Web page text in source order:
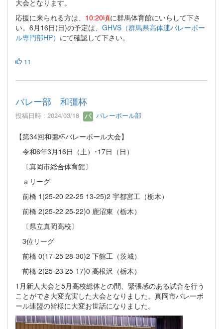
大会となります。
応援に来られる方は、 10:20頃に群馬体育館にいらして下さ
い。6月16日(日)の予定は、 GHVS（群馬県高体連バレーボー
ル専門部HP） にて確認して下さい。
11
バレー部 和彊杯
投稿日時 : 2024/03/18 バレーボール部
【第34回和彊杯バレーボール大会】
令和6年3月16日（土）･17日（日）
〔真岡市総合体育館〕
ａリーグ
前橋 1(25-20 22-25 13-25)2 宇都宮工（栃木）
前橋 2(25-22 25-22)0 鹿沼東（栃木）
〔県立真岡高校〕
3位リーグ
前橋 0(17-25 28-30)2 下館工（茨城）
前橋 2(25-23 25-17)0 高根沢（栃木）
1月新人大会と5月高校総体との間、緊張感のある試合を行う
ことができ大変充実した大会となりました。真岡市バレーボ
ール連盟の皆様に大変お世話になりました。